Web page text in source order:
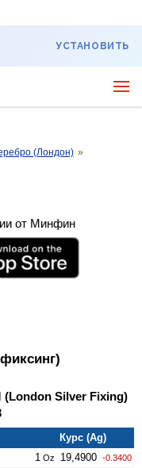
УСТАНОВИТЬ
(Лондон) »
от Минфин
(London Silver Fixing)
Курс (Ag)
1 Oz 19,4900 -0.3400